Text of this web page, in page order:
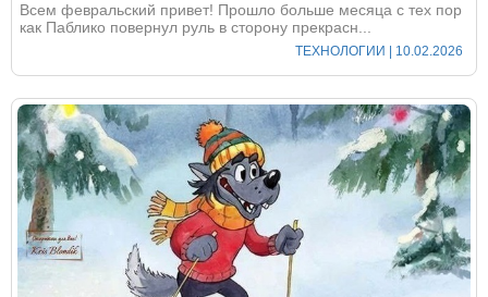
Всем февральский привет! Прошло больше месяца с тех пор
как Паблико повернул руль в сторону прекрасн...
ТЕХНОЛОГИИ | 10.02.2026